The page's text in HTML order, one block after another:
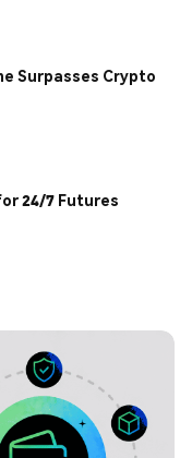
Surpasses Crypto
24/7 Futures